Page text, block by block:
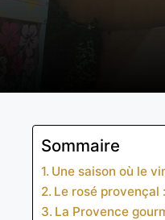
Sommaire
Une saison où le
Le rosé provençal
La Provence